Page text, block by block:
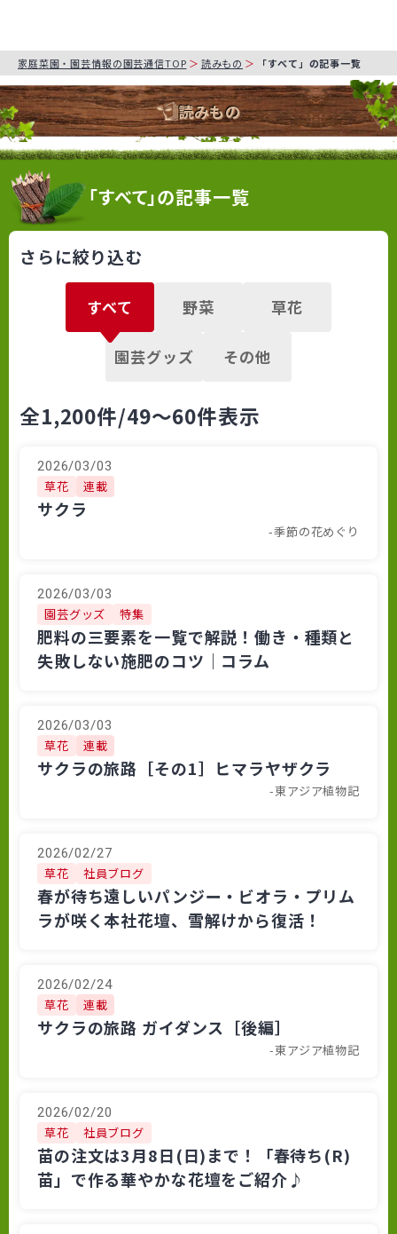
家庭菜園・園芸情報の園芸通信TOP 読みもの 「すべて」の記事一覧
読みもの
「すべて」の記事一覧
さらに絞り込む
すべて 野菜 草花
園芸グッズ その他
全1,200件/49～60件表示
2026/03/03
草花 連載
サクラ
-季節の花めぐり
2026/03/03
園芸グッズ 特集
肥料の三要素を一覧で解説！働き・種類と
失敗しない施肥のコツ｜コラム
2026/03/03
草花 連載
サクラの旅路［その1］ヒマラヤザクラ
-東アジア植物記
2026/02/27
草花 社員ブログ
春が待ち遠しいパンジー・ビオラ・プリム
ラが咲く本社花壇、雪解けから復活！
2026/02/24
草花 連載
サクラの旅路 ガイダンス［後編］
-東アジア植物記
2026/02/20
草花 社員ブログ
苗の注文は3月8日(日)まで！「春待ち(R)
苗」で作る華やかな花壇をご紹介♪